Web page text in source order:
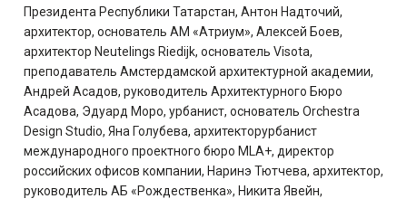
Президента Республики Татарстан, Антон Надточий,
архитектор, основатель АМ «Атриум», Алексей Боев,
архитектор Neutelings Riedijk, основатель Visota,
преподаватель Амстердамской архитектурной академии,
Андрей Асадов, руководитель Архитектурного Бюро
Асадова, Эдуард Моро, урбанист, основатель Orchestra
Design Studio, Яна Голубева, архитекторурбанист
международного проектного бюро MLA+, директор
российских офисов компании, Наринэ Тютчева, архитектор,
руководитель АБ «Рождественка», Никита Явейн,